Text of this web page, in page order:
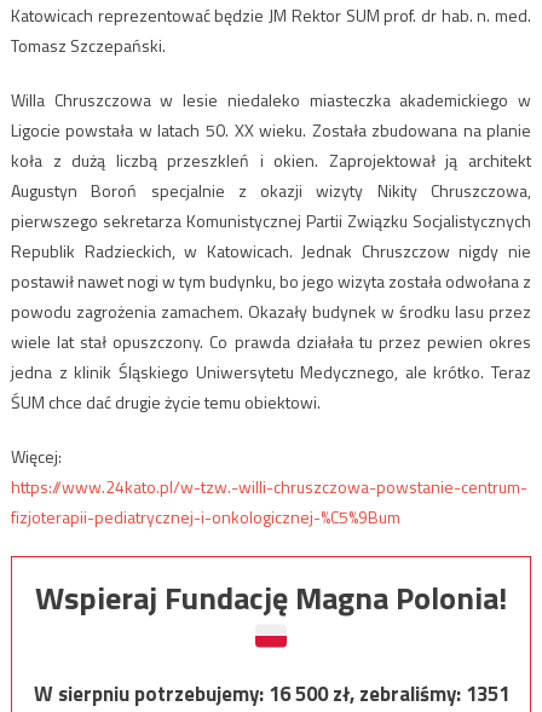
Katowicach reprezentować będzie JM Rektor SUM prof. dr hab. n. med.
Tomasz Szczepański.
Willa Chruszczowa w lesie niedaleko miasteczka akademickiego w
Ligocie powstała w latach 50. XX wieku. Została zbudowana na planie
koła z dużą liczbą przeszkleń i okien. Zaprojektował ją architekt
Augustyn Boroń specjalnie z okazji wizyty Nikity Chruszczowa,
pierwszego sekretarza Komunistycznej Partii Związku Socjalistycznych
Republik Radzieckich, w Katowicach. Jednak Chruszczow nigdy nie
postawił nawet nogi w tym budynku, bo jego wizyta została odwołana z
powodu zagrożenia zamachem. Okazały budynek w środku lasu przez
wiele lat stał opuszczony. Co prawda działała tu przez pewien okres
jedna z klinik Śląskiego Uniwersytetu Medycznego, ale krótko. Teraz
ŚUM chce dać drugie życie temu obiektowi.
Więcej:
https://www.24kato.pl/w-tzw.-willi-chruszczowa-powstanie-centrum-
fizjoterapii-pediatrycznej-i-onkologicznej-%C5%9Bum
Wspieraj Fundację Magna Polonia!
W sierpniu potrzebujemy:16 500zł, zebraliśmy:1351